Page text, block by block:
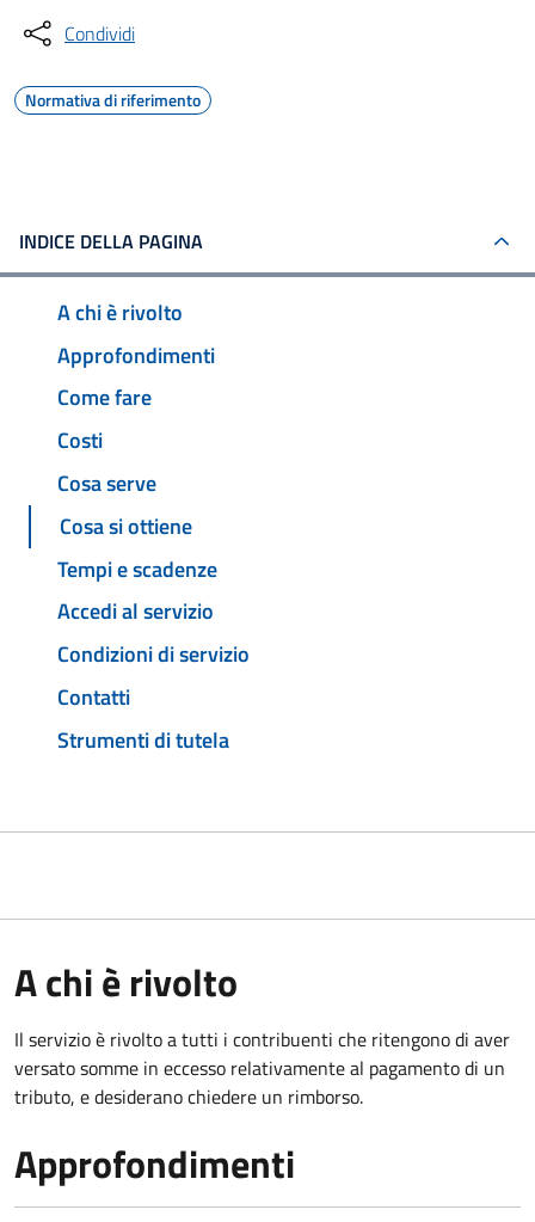
Condividi
Normativa di riferimento
INDICE DELLA PAGINA
A chi è rivolto
Approfondimenti
Come fare
Costi
Cosa serve
Cosa si ottiene
Tempi e scadenze
Accedi al servizio
Condizioni di servizio
Contatti
Strumenti di tutela
A chi è rivolto
Il servizio è rivolto a tutti i contribuenti che ritengono di aver
versato somme in eccesso relativamente al pagamento di un
tributo, e desiderano chiedere un rimborso.
Approfondimenti